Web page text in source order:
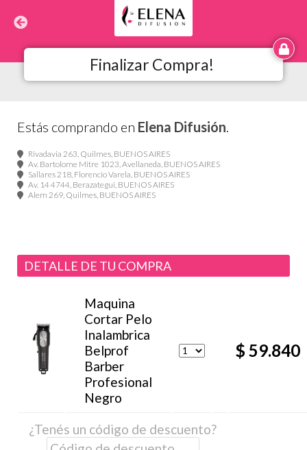
Finalizar Compra!
Estás comprando en Elena Difusión.
Rivadavia 263, Quilmes, BUENOS AIRES
Av. Bartolome Mitre 1023, Avellaneda, BUENOS AIRES
Sallares 218, Florencio Varela, BUENOS AIRES
Av. 14 4744, Berazategui, BUENOS AIRES
Alem 269, Quilmes, BUENOS AIRES
DETALLE DE TU COMPRA
Maquina
Cortar Pelo
Inalambrica
Belprof
Barber
Profesional
Negro
$ 59.840
¿Tenés un código de descuento?